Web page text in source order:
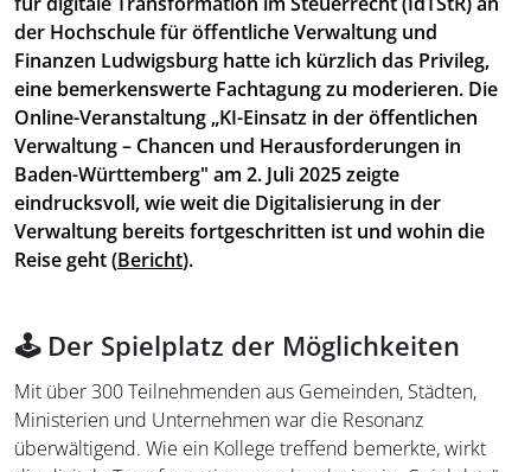
der Hochschule für öffentliche Verwaltung und
Finanzen Ludwigsburg hatte ich kürzlich das Privileg,
eine bemerkenswerte Fachtagung zu moderieren. Die
Online-Veranstaltung „KI-Einsatz in der öffentlichen
Verwaltung – Chancen und Herausforderungen in
Baden-Württemberg" am 2. Juli 2025 zeigte
eindrucksvoll, wie weit die Digitalisierung in der
Verwaltung bereits fortgeschritten ist und wohin die
Reise geht (Bericht).
🕹️ Der Spielplatz der Möglichkeiten
Mit über 300 Teilnehmenden aus Gemeinden, Städten,
Ministerien und Unternehmen war die Resonanz
überwältigend. Wie ein Kollege treffend bemerkte, wirkt